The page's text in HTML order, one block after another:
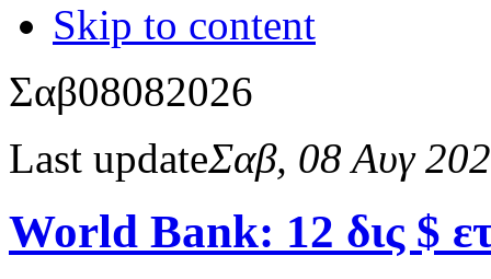
Skip to content
Σαβ08082026
Last updateΣαβ, 08 Αυγ
World Bank: 12 δις $